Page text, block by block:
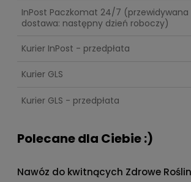
InPost Paczkomat 24/7 (przewidywana
dostawa: następny dzień roboczy)
Kurier InPost - przedpłata
Kurier GLS
Kurier GLS - przedpłata
Polecane dla Ciebie :)
Nawóz do kwitnących Zdrowe